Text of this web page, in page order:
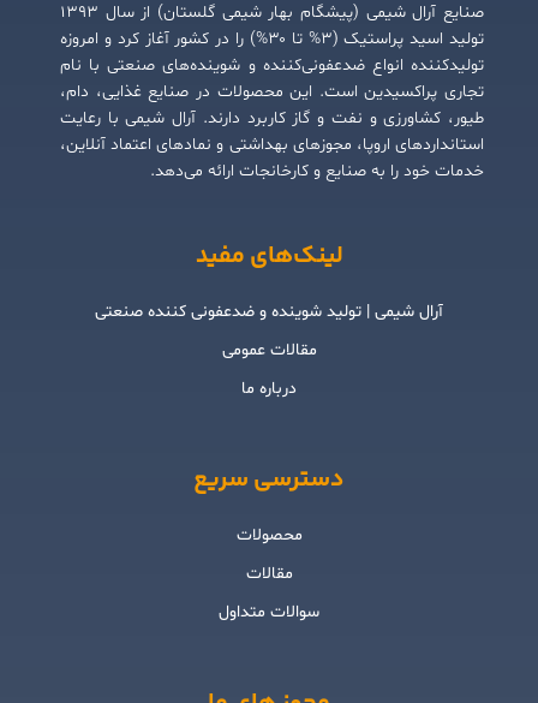
صنایع آرال شیمی (پیشگام بهار شیمی گلستان) از سال ۱۳۹۳
تولید اسید پراستیک (۳% تا ۳۰%) را در کشور آغاز کرد و امروزه
تولیدکننده انواع ضدعفونی‌کننده و شوینده‌های صنعتی با نام
تجاری پراکسیدین است. این محصولات در صنایع غذایی، دام،
طیور، کشاورزی و نفت و گاز کاربرد دارند. آرال شیمی با رعایت
استانداردهای اروپا، مجوزهای بهداشتی و نمادهای اعتماد آنلاین،
خدمات خود را به صنایع و کارخانجات ارائه می‌دهد.
لینک‌های مفید
آرال شیمی | تولید شوینده و ضدعفونی کننده صنعتی
مقالات عمومی
درباره ما
دسترسی سریع
محصولات
مقالات
سوالات متداول